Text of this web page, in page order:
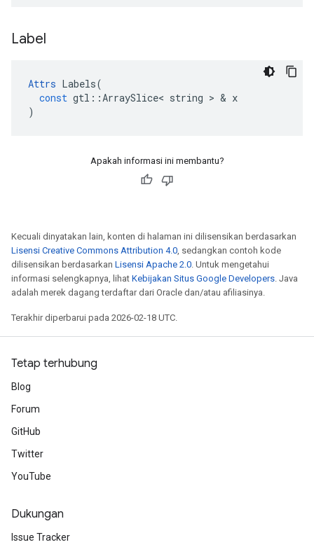
Label
Attrs Labels(
const gtl ::ArraySlice< string > & x
)
Apakah informasi ini membantu?
Kecuali dinyatakan lain, konten di halaman ini dilisensikan berdasarkan
Lisensi Creative Commons Attribution 4.0, sedangkan contoh kode
dilisensikan berdasarkan Lisensi Apache 2.0. Untuk mengetahui
informasi selengkapnya, lihat Kebijakan Situs Google Developers. Java
adalah merek dagang terdaftar dari Oracle dan/atau afiliasinya.
Terakhir diperbarui pada 2026-02-18 UTC.
Tetap terhubung
Blog
Forum
GitHub
Twitter
YouTube
Dukungan
Issue Tracker